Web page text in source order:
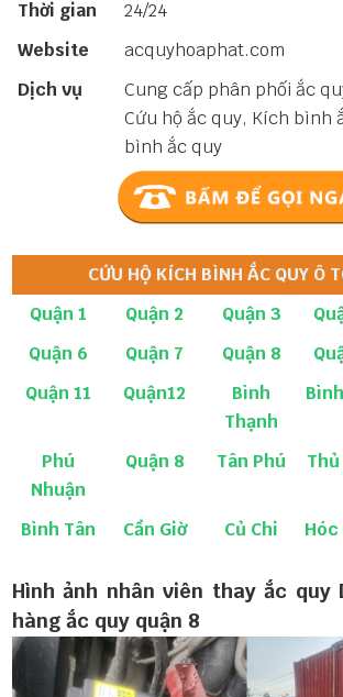
Thời gian
24/24
Website
acquyhoaphat.com
Dịch vụ
Cung cấp phân phối ắc
Cứu hộ ắc quy, Kích bình
bình ắc quy
CỨU HỘ KÍCH BÌNH ẮC QUY Ô
Quận 1
Quận 2 Quận 3
Quận 6
Quận 7 Quận 8
Quận 11
Quận12
Bình
Thạnh
Phú
Nhuận
Quận 8 Tân Phú
Bình Tân
Cần Giờ Củ Chi
Hình ảnh nhân viên thay ắc quy
hàng ắc quy quận 8